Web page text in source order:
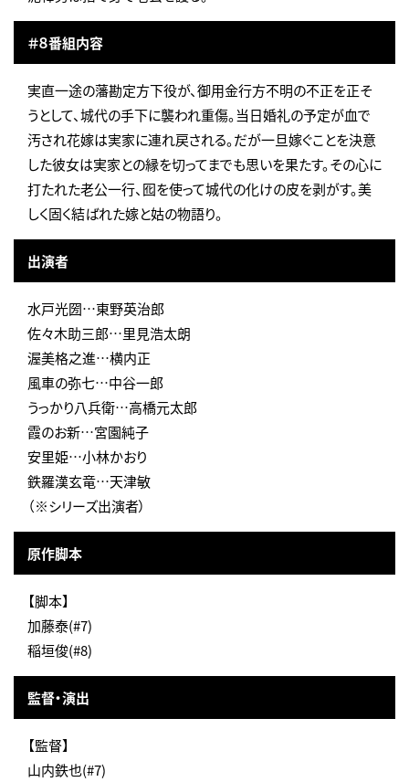
＃８番組内容
実直一途の藩勘定方下役が、御用金行方不明の不正を正そ
うとして、城代の手下に襲われ重傷。当日婚礼の予定が血で
汚され花嫁は実家に連れ戻される。だが一旦嫁ぐことを決意
した彼女は実家との縁を切ってまでも思いを果たす。その心に
打たれた老公一行、囮を使って城代の化けの皮を剥がす。美
しく固く結ばれた嫁と姑の物語り。
出演者
水戸光圀…東野英治郎
佐々木助三郎…里見浩太朗
渥美格之進…横内正
風車の弥七…中谷一郎
うっかり八兵衛…高橋元太郎
霞のお新…宮園純子
安里姫…小林かおり
鉄羅漢玄竜…天津敏
（※シリーズ出演者）
原作脚本
【脚本】
加藤泰(#7)
稲垣俊(#8)
監督・演出
【監督】
山内鉄也(#7)